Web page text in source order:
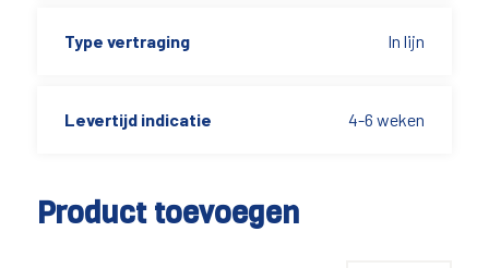
Product toevoegen
Type vertraging In lijn
Levertijd indicatie 4-6 weken